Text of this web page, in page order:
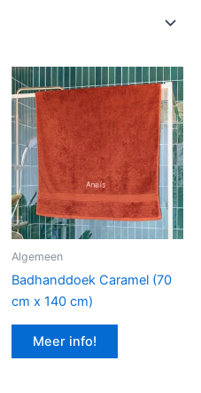
Algemeen
Badhanddoek Caramel (70
cm x 140 cm)
Meer info!